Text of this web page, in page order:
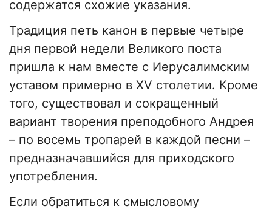
содержатся схожие указания.
Традиция петь канон в первые четыре
дня первой недели Великого поста
пришла к нам вместе с Иерусалимским
уставом примерно в XV столетии. Кроме
того, существовал и сокращенный
вариант творения преподобного Андрея
– по восемь тропарей в каждой песни –
предназначавшийся для приходского
употребления.
Если обратиться к смысловому